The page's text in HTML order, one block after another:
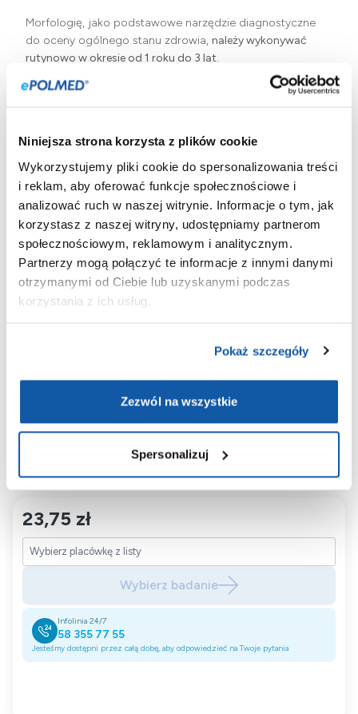
Niniejsza strona korzysta z plików cookie
Wykorzystujemy pliki cookie do spersonalizowania treści
i reklam, aby oferować funkcje społecznościowe i
analizować ruch w naszej witrynie. Informacje o tym, jak
korzystasz z naszej witryny, udostępniamy partnerom
społecznościowym, reklamowym i analitycznym.
Partnerzy mogą połączyć te informacje z innymi danymi
otrzymanymi od Ciebie lub uzyskanymi podczas
korzystania z ich usług.
Pokaż szczegóły
Zezwól na wszystkie
Spersonalizuj
Morfologię, jako podstawowe narzędzie diagnostyczne
do oceny ogólnego stanu zdrowia, należy wykonywać
rutynowo w okresie od 1 roku do 3 lat.
ogólnej oceny zdrowia w celach
profilaktycznych,
monitorowania przebiegu choroby,
monitorowania efektów farmakoterapii.
Przebieg badania
w godzinach porannych po zastosowaniu co najmniej 8-
godzinnego postu. Bezpośrednio przed badaniem należy
powstrzymać się od ćwiczeń i wykonywania intensywnych
Morfologię krwi wykonuje się poprzez pobranie krwi
się analizie w laboratorium medycznym.
23,75 zł
Wybierz badanie
Infolinia 24/7
58 355 77 55
Jesteśmy dostępni przez całą dobę, aby odpowiedzieć na Twoje pytania